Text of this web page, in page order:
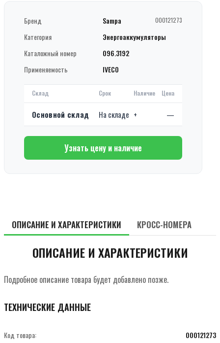
Бренд Sampa 000121273
Категория
Энергоаккумуляторы
Каталожный номер
096.3192
Применяемость
IVECO
Склад Срок Наличие Цена
Основной склад На складе + —
Узнать цену и наличие
ОПИСАНИЕ И ХАРАКТЕРИСТИКИ КРОСС-НОМЕРА
ОПИСАНИЕ И ХАРАКТЕРИСТИКИ
Подробное описание товара будет добавлено позже.
ТЕХНИЧЕСКИЕ ДАННЫЕ
Код товара: 000121273